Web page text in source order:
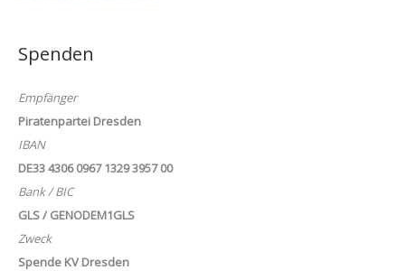
Spenden
Empfänger
Piratenpartei Dresden
IBAN
DE33 4306 0967 1329 3957 00
Bank / BIC
GLS / GENODEM1GLS
Zweck
Spende KV Dresden